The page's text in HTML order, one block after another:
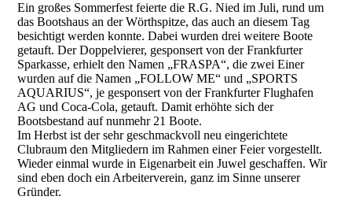
Ein großes Sommerfest feierte die R.G. Nied im Juli, rund um
das Bootshaus an der Wörthspitze, das auch an diesem Tag
besichtigt werden konnte. Dabei wurden drei weitere Boote
getauft. Der Doppelvierer, gesponsert von der Frankfurter
Sparkasse, erhielt den Namen „FRASPA“, die zwei Einer
wurden auf die Namen „FOLLOW ME“ und „SPORTS
AQUARIUS“, je gesponsert von der Frankfurter Flughafen
AG und Coca-Cola, getauft. Damit erhöhte sich der
Bootsbestand auf nunmehr 21 Boote.
Im Herbst ist der sehr geschmackvoll neu eingerichtete
Clubraum den Mitgliedern im Rahmen einer Feier vorgestellt.
Wieder einmal wurde in Eigenarbeit ein Juwel geschaffen. Wir
sind eben doch ein Arbeiterverein, ganz im Sinne unserer
Gründer.